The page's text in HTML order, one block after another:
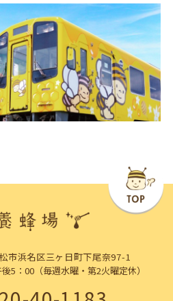
市浜名区三ヶ日町下尾奈97-1
5：00（毎週水曜・第2火曜定休）